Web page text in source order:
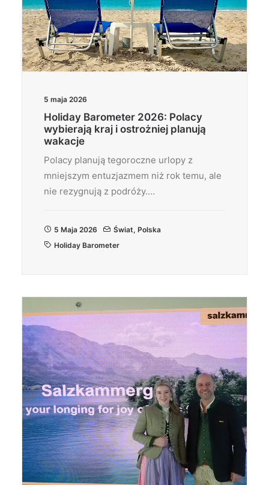
5 maja 2026
Holiday Barometer 2026: Polacy
wybierają kraj i ostrożniej planują
wakacje
Polacy planują tegoroczne urlopy z
mniejszym entuzjazmem niż rok temu, ale
nie rezygnują z podróży.…
5 Maja 2026 Świat, Polska
Holiday Barometer